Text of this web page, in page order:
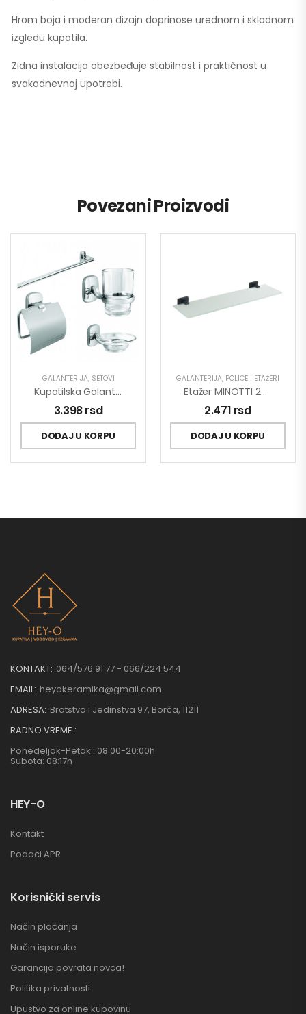
Hrom boja i moderan dizajn doprinose urednom i skladnom
izgledu kupatila.
Zidna instalacija obezbeđuje stabilnost i praktičnost u
svakodnevnoj upotrebi.
Povezani Proizvodi
GALANTERIJA, SETOVI
Kupatilska Galanterija MINOTTI Set 6/1
3.398rsd
DODAJ U KORPU
GALANTERIJA, POLICE I ETAŽERI
Etažer MINOTTI 20700 Staklo Mat Crni
2.471 rsd
DODAJ U KORPU
KONTAKT: 064/576 91 77 - 066/224 544
EMAIL: heyokeramika@gmail.com
ADRESA: Bratstva i Jedinstva 97, Borča, 11211
RADNO VREME :
Ponedeljak-Petak : 08:00-20:00h
Subota: 08:17h
HEY-O
Kontakt
Podaci APR
Korisnički servis
Način plaćanja
Način isporuke
Garancija povrata novca!
Politika privatnosti
Upustvo za online kupovinu